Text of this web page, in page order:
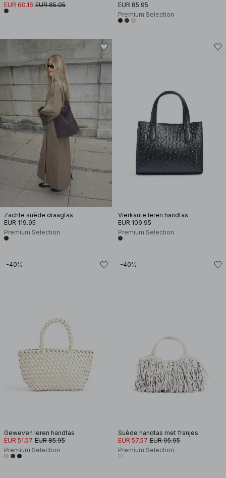
EUR 60.16 EUR 85.95
EUR 85.95
Premium Selection
Zachte suède draagtas
EUR 119.95
Premium Selection
Vierkante leren handtas
EUR 109.95
Premium Selection
-40%
Geweven leren handtas
EUR 51.57 EUR 85.95
Premium Selection
-40%
Suède handtas met franjes
EUR 57.57 EUR 95.95
Premium Selection